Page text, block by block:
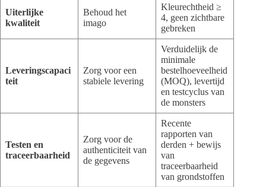
Uiterlijke
kwaliteit
Behoud het
imago
Kleurechtheid ≥
4, geen zichtbare
gebreken
Leveringscapaci
teit
Zorg voor een
stabiele levering
Verduidelijk de
minimale
bestelhoeveelheid
(MOQ), levertijd
en testcyclus van
de monsters
Testen en
traceerbaarheid
Zorg voor de
authenticiteit van
de gegevens
Recente
rapporten van
derden + bewijs
van
traceerbaarheid
van grondstoffen